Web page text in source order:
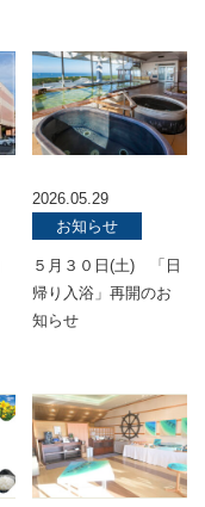
2026.05.29
お知らせ
５月３０日(土) 「日
帰り入浴」再開のお
知らせ